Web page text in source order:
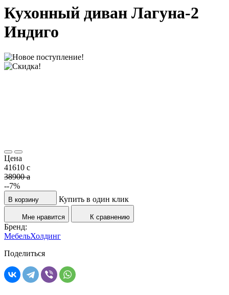
Кухонный диван Лагуна-2
Индиго
Цена
41610 c
38900a
--7%
В корзину Купить в один клик
Мне нравится К сравнению
Бренд:
МебельХолдинг
Поделиться